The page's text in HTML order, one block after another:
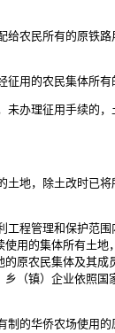
农民所有的原铁
用的农民集体所有
办理征用手续的
，除土改时已
程管理和保护
用的集体所有土
原农民集体及其
（镇）企业依照
的华侨农场使用